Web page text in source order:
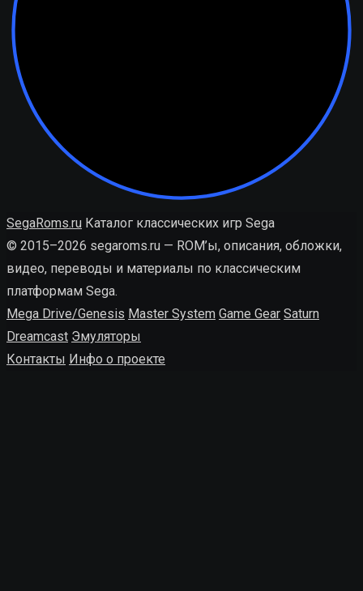
SegaRoms.ru Каталог классических игр Sega
© 2015–2026 segaroms.ru — ROM’ы, описания, обложки,
видео, переводы и материалы по классическим
платформам Sega.
Mega Drive/Genesis Master System Game Gear Saturn
Dreamcast Эмуляторы
Контакты Инфо о проекте